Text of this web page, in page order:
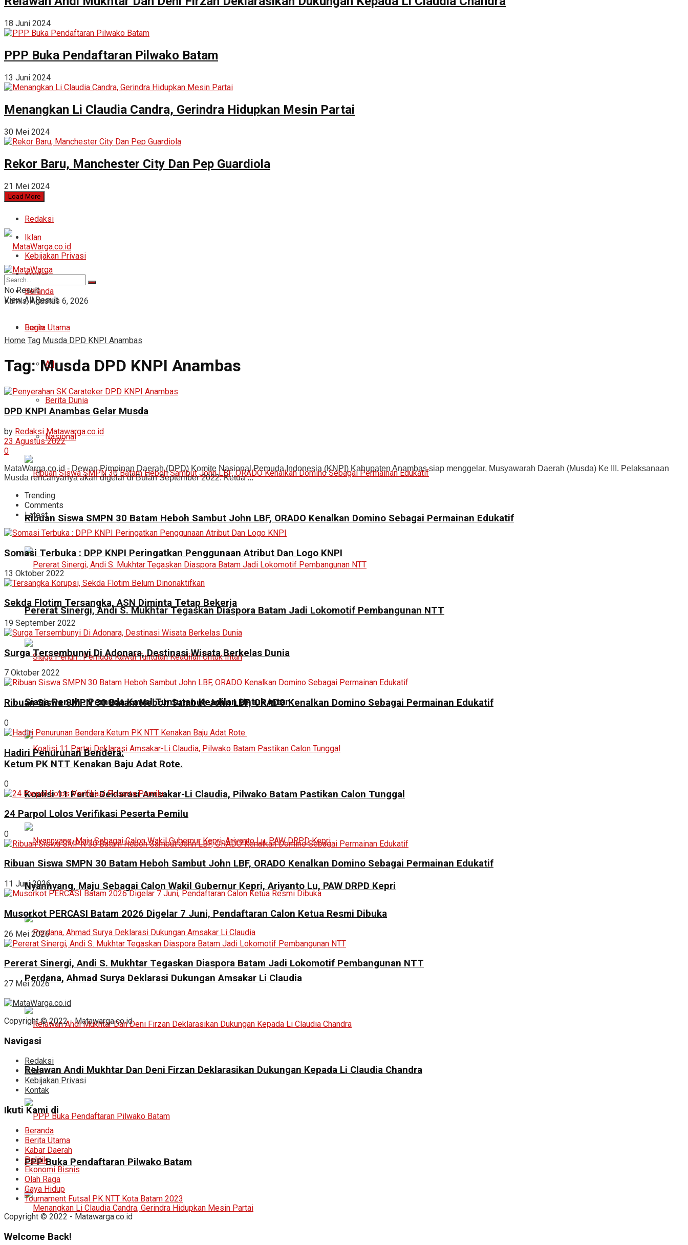
18 Juni 2024
PPP Buka Pendaftaran Pilwako Batam
13 Juni 2024
Menangkan Li Claudia Candra, Gerindra Hidupkan Mesin Partai
30 Mei 2024
Rekor Baru, Manchester City Dan Pep Guardiola
21 Mei 2024
Load More
Redaksi
Iklan
Kebijakan Privasi
Kontak
Kamis, Agustus 6, 2026
Login
Beranda
Berita Utama
All
Berita Dunia
Nasional
Ribuan Siswa SMPN 30 Batam Heboh Sambut John LBF, ORADO Kenalkan Domino Sebagai Permainan Edukatif
Pererat Sinergi, Andi S. Mukhtar Tegaskan Diaspora Batam Jadi Lokomotif Pembangunan NTT
Siaga Penuh : Pemuda Kawal Tuntutan Keadilan Untuk Intan
Koalisi 11 Partai Deklarasi Amsakar-Li Claudia, Pilwako Batam Pastikan Calon Tunggal
Nyannyang, Maju Sebagai Calon Wakil Gubernur Kepri, Ariyanto Lu, PAW DRPD Kepri
Perdana, Ahmad Surya Deklarasi Dukungan Amsakar Li Claudia
Relawan Andi Mukhtar Dan Deni Firzan Deklarasikan Dukungan Kepada Li Claudia Chandra
PPP Buka Pendaftaran Pilwako Batam
No Result
View All Result
Home Tag Musda DPD KNPI Anambas
Tag:Musda DPD KNPI Anambas
DPD KNPI Anambas Gelar Musda
by Redaksi Matawarga.co.id
23 Agustus 2022
0
MataWarga.co.id - Dewan Pimpinan Daerah (DPD) Komite Nasional Pemuda Indonesia (KNPI) Kabupaten Anambas siap menggelar, Musyawarah Daerah (Musda) Ke III. Pelaksanaan
Musda rencanyanya akan digelar di Bulan September 2022. Ketua ...
Trending
Comments
Latest
Somasi Terbuka : DPP KNPI Peringatkan Penggunaan Atribut Dan Logo KNPI
13 Oktober 2022
Sekda Flotim Tersangka, ASN Diminta Tetap Bekerja
19 September 2022
Surga Tersembunyi Di Adonara, Destinasi Wisata Berkelas Dunia
7 Oktober 2022
Ribuan Siswa SMPN 30 Batam Heboh Sambut John LBF, ORADO Kenalkan Domino Sebagai Permainan Edukatif
0
Hadiri Penurunan Bendera:
Ketum PK NTT Kenakan Baju Adat Rote.
0
24 Parpol Lolos Verifikasi Peserta Pemilu
0
Ribuan Siswa SMPN 30 Batam Heboh Sambut John LBF, ORADO Kenalkan Domino Sebagai Permainan Edukatif
11 Juni 2026
Musorkot PERCASI Batam 2026 Digelar 7 Juni, Pendaftaran Calon Ketua Resmi Dibuka
26 Mei 2026
Pererat Sinergi, Andi S. Mukhtar Tegaskan Diaspora Batam Jadi Lokomotif Pembangunan NTT
27 Mei 2026
Copyright © 2022 - Matawarga.co.id
Navigasi
Redaksi
Iklan
Kebijakan Privasi
Kontak
Ikuti Kami di
Beranda
Berita Utama
Kabar Daerah
Politik
Ekonomi Bisnis
Olah Raga
Gaya Hidup
Tournament Futsal PK NTT Kota Batam 2023
Copyright © 2022 - Matawarga.co.id
Welcome Back!